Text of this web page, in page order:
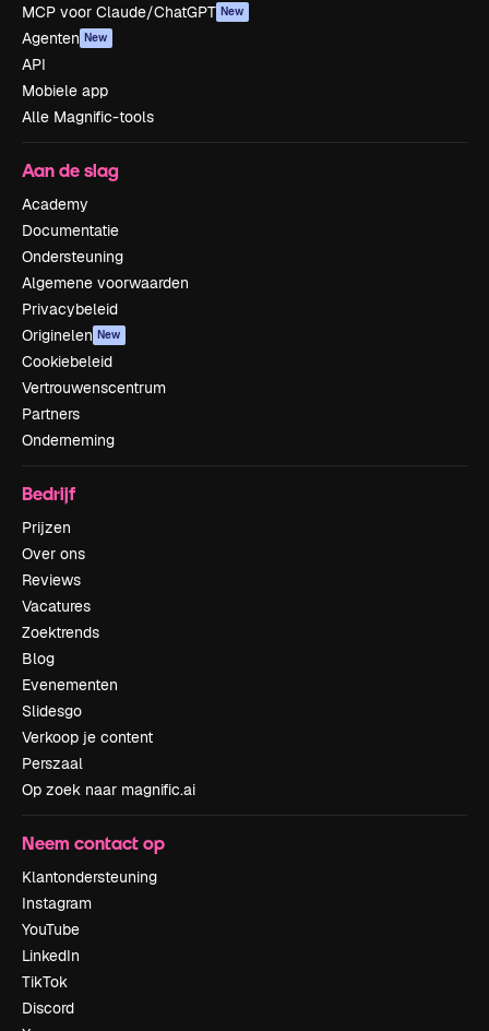
MCP voor Claude/ChatGPT New
Agenten New
API
Mobiele app
Alle Magnific-tools
Aan de slag
Academy
Documentatie
Ondersteuning
Algemene voorwaarden
Privacybeleid
Originelen New
Cookiebeleid
Vertrouwenscentrum
Partners
Onderneming
Bedrijf
Prijzen
Over ons
Reviews
Vacatures
Zoektrends
Blog
Evenementen
Slidesgo
Verkoop je content
Perszaal
Op zoek naar magnific.ai
Neem contact op
Klantondersteuning
Instagram
YouTube
LinkedIn
TikTok
Discord